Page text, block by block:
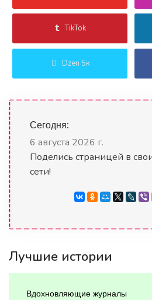
TikTok
Dzen 5к
Сегодня:
6 августа 2026 г.
Поделись страницей в
сети!
Лучшие истории
Вдохновляющие журналы